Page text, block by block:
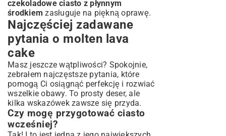
czekoladowe ciasto z płynnym
środkiem zasługuje na piękną oprawę.
Najczęściej zadawane
pytania o molten lava
cake
Masz jeszcze wątpliwości? Spokojnie,
zebrałem najczęstsze pytania, które
pomogą Ci osiągnąć perfekcję i rozwiać
wszelkie obawy. To prosty deser, ale
kilka wskazówek zawsze się przyda.
Czy mogę przygotować ciasto
wcześniej?